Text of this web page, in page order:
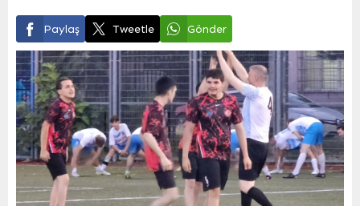
Paylaş Tweetle Gönder